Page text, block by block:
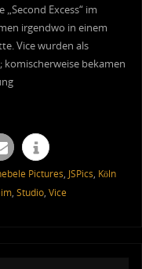
Excess“ im
irgendwo in einem
Vice wurden als
komischerweise bekamen
Pictures, JSPics, Köln
, Studio, Vice